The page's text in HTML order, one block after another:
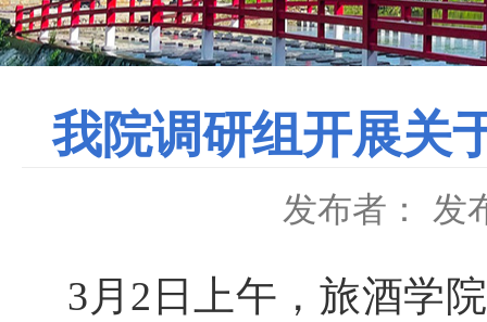
我院调研组开展关
发布者： 发
3月2日上午，旅酒学